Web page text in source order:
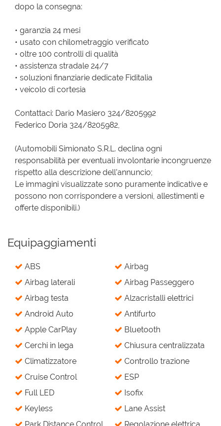
dopo la consegna:
• garanzia 24 mesi
• usato con chilometraggio verificato
• oltre 100 controlli di qualità
• assistenza stradale 24/7
• soluzioni finanziarie dedicate Fiditalia
• veicolo di cortesia
Contattaci: Dario Masiero 324/8205992
Federico Doria 324/8205982,
(Automobili Simionato S.R.L. declina ogni
responsabilità per eventuali involontarie incongruenze
rispetto alla descrizione dell’annuncio;
Le immagini visualizzate sono puramente indicative e
possono non corrispondere a versioni, allestimenti e
offerte disponibili.)
Equipaggiamenti
ABS
Airbag
Airbag laterali
Airbag Passeggero
Airbag testa
Alzacristalli elettrici
Android Auto
Antifurto
Apple CarPlay
Bluetooth
Cerchi in lega
Chiusura centralizzata
Climatizzatore
Controllo trazione
Cruise Control
ESP
Full LED
Isofix
Keyless
Lane Assist